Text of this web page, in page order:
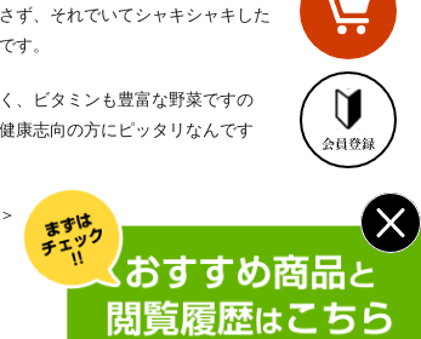
ず、それでいてシャキシャキした
す。
、ビタミンも豊富な野菜ですの
康志向の方にピッタリなんです